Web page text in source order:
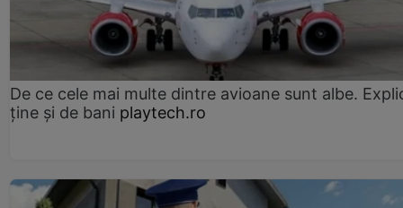
De ce cele mai multe dintre avioane sunt albe.
ține și de bani playtech.ro